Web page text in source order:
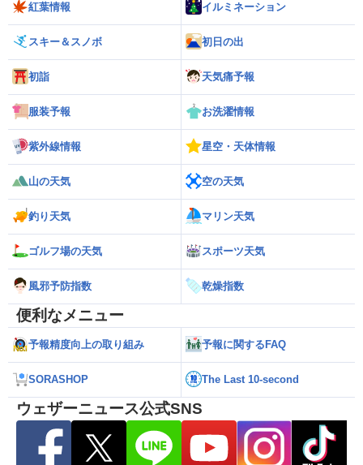
紅葉情報 イルミネーション
スキー＆スノボ 初日の出
初詣 天気痛予報
服装予報 お洗濯情報
紫外線情報 星空・天体情報
山の天気 空の天気
釣り天気 マリン天気
ゴルフ場の天気 スポーツ天気
風邪予防指数 乾燥指数
便利なメニュー
予報精度向上の取り組み 予報に関するFAQ
SORASHOP The Last 10-second
ウェザーニュース公式SNS